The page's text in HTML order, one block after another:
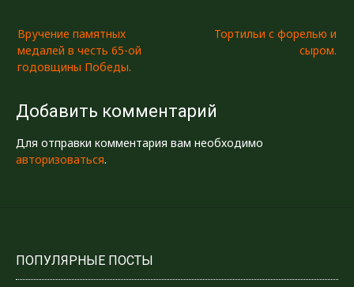
добавлены
панорамы.Лётная
программа МАКС 2009
только на таких,
милиционеры:Утилизация
старой
по
записям
Тортильи с форелью и
сыром.
Вручение памятных
медалей в честь 65-ой
годовщины Победы.
Добавить комментарий
Для отправки комментария вам необходимо
авторизоваться.
ПОПУЛЯРНЫЕ ПОСТЫ